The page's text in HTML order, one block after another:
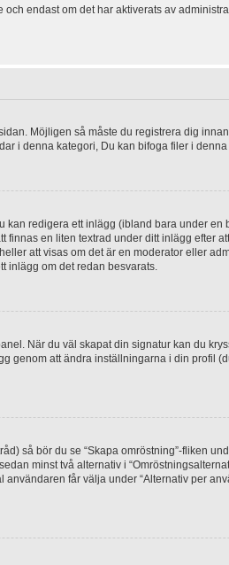
endast om det har aktiverats av
Möjligen så måste du registrera dig
i denna kategori, Du kan bifoga filer i denna
redigera ett inlägg (ibland bara under
en liten textrad under ditt inlägg efter
att visas om det är en moderator eller
inlägg om det redan besvarats.
När du väl skapat din signatur kan du
genom att ändra inställningarna i din profil
så bör du se “Skapa omröstning”-fliken
minst två alternativ i
får välja under “Alternativ per